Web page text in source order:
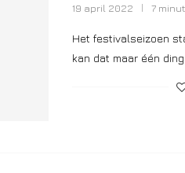
19 april 2022 7
Het festivalseizoen
kan dat maar één ding